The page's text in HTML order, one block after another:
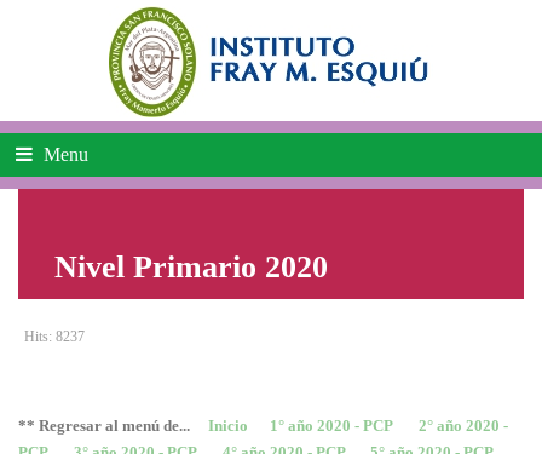
Menu
Nivel Primario 2020
Hits: 8237
** Regresar al menú de... Inicio 1° año 2020 - PCP
2° año 2020 -